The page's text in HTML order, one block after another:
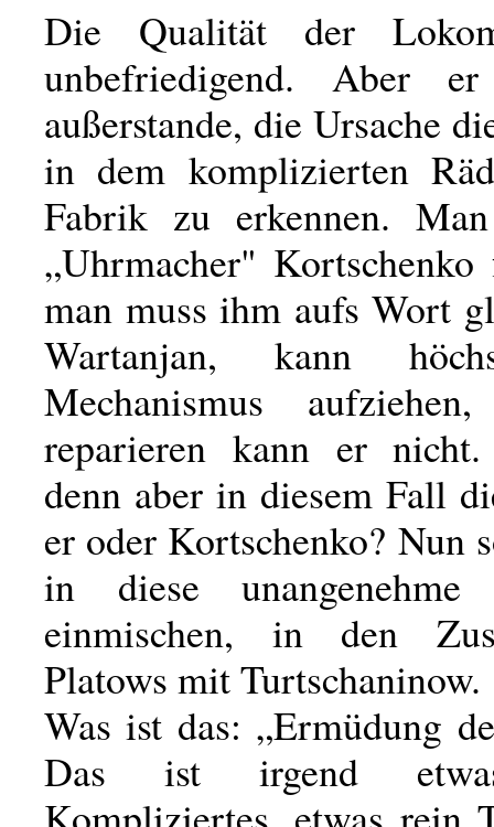
Die Qualität der
unbefriedigend. Aber
außerstande, die Ursache
in dem komplizierten
Fabrik zu erkennen.
„Uhrmacher"
man muss ihm aufs Wort
Wartanjan, kann
Mechanismus
reparieren kann er
denn aber in diesem Fall
er oder Kortschenko? Nun
in diese unangenehme
einmischen, in den
Platows mit Turtschaninow.
Was ist das: „Ermüdung
Das ist irgend